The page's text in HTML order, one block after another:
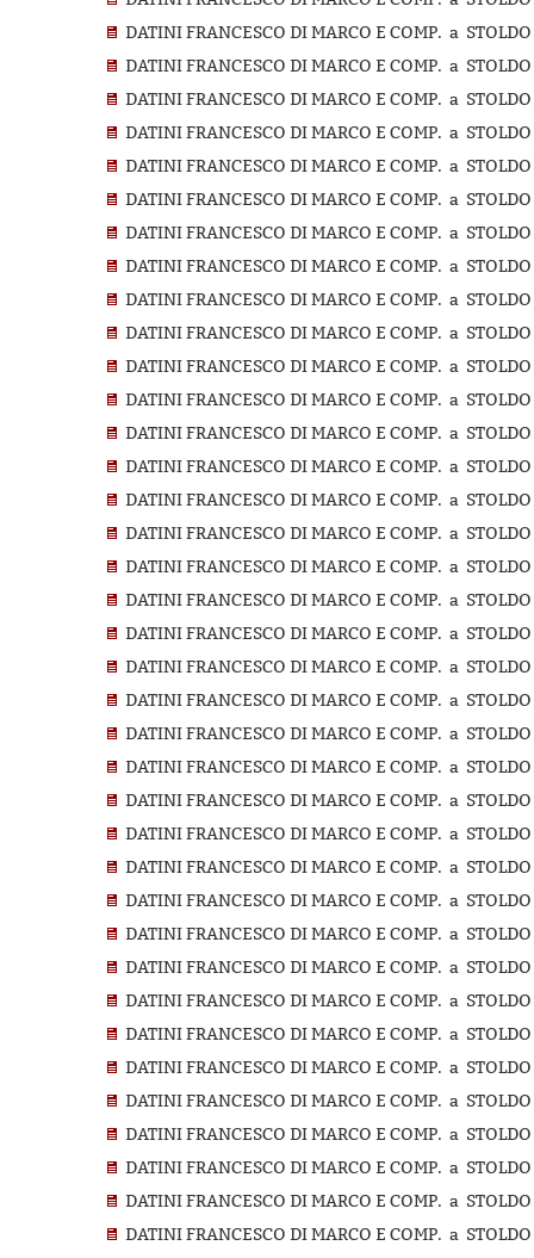
DATINI FRANCESCO DI MARCO E COMP. a
DATINI FRANCESCO DI MARCO E COMP. a
DATINI FRANCESCO DI MARCO E COMP. a
DATINI FRANCESCO DI MARCO E COMP. a
DATINI FRANCESCO DI MARCO E COMP. a
DATINI FRANCESCO DI MARCO E COMP. a
DATINI FRANCESCO DI MARCO E COMP. a
DATINI FRANCESCO DI MARCO E COMP. a
DATINI FRANCESCO DI MARCO E COMP. a
DATINI FRANCESCO DI MARCO E COMP. a
DATINI FRANCESCO DI MARCO E COMP. a
DATINI FRANCESCO DI MARCO E COMP. a
DATINI FRANCESCO DI MARCO E COMP. a
DATINI FRANCESCO DI MARCO E COMP. a
DATINI FRANCESCO DI MARCO E COMP. a
DATINI FRANCESCO DI MARCO E COMP. a
DATINI FRANCESCO DI MARCO E COMP. a
DATINI FRANCESCO DI MARCO E COMP. a
DATINI FRANCESCO DI MARCO E COMP. a
DATINI FRANCESCO DI MARCO E COMP. a
DATINI FRANCESCO DI MARCO E COMP. a
DATINI FRANCESCO DI MARCO E COMP. a
DATINI FRANCESCO DI MARCO E COMP. a
DATINI FRANCESCO DI MARCO E COMP. a
DATINI FRANCESCO DI MARCO E COMP. a
DATINI FRANCESCO DI MARCO E COMP. a
DATINI FRANCESCO DI MARCO E COMP. a
DATINI FRANCESCO DI MARCO E COMP. a
DATINI FRANCESCO DI MARCO E COMP. a
DATINI FRANCESCO DI MARCO E COMP. a
DATINI FRANCESCO DI MARCO E COMP. a
DATINI FRANCESCO DI MARCO E COMP. a
DATINI FRANCESCO DI MARCO E COMP. a
DATINI FRANCESCO DI MARCO E COMP. a
DATINI FRANCESCO DI MARCO E COMP. a
DATINI FRANCESCO DI MARCO E COMP. a
DATINI FRANCESCO DI MARCO E COMP. a